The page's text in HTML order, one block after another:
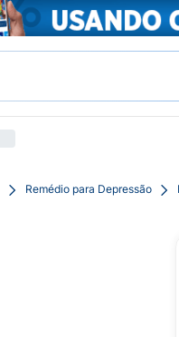
Remédio para Depressão